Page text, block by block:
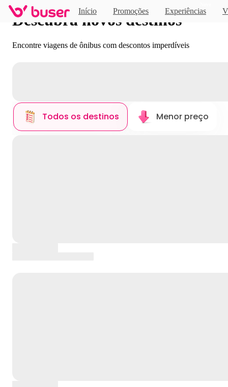
Início Promoções Experiências
Descubra novos destinos
Encontre viagens de ônibus com descontos imperdíveis
Todos os destinos Menor preço